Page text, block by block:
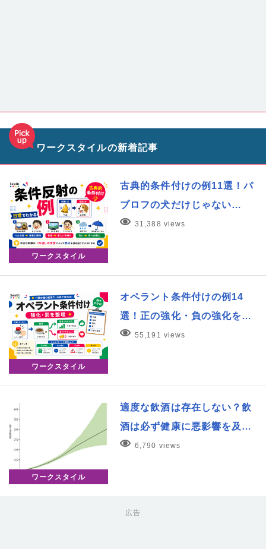
ワークスタイルの新着記事
ワークスタイル
古典的条件付けの例11選！パ
ブロフの犬だけじゃない…
31,388 views
ワークスタイル
オペラント条件付けの例14
選！正の強化・負の強化を…
55,191 views
ワークスタイル
適度な飲酒は存在しない？飲
酒は必ず健康に悪影響を及…
6,790 views
広告